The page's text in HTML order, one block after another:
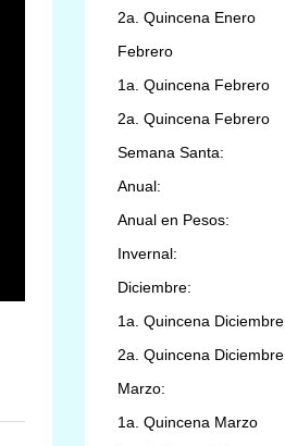
2a. Quincena Enero
Febrero
1a. Quincena Febrero
2a. Quincena Febrero
Semana Santa:
Anual:
Anual en Pesos:
Invernal:
Diciembre:
1a. Quincena Diciembre
2a. Quincena Diciembre
Marzo:
1a. Quincena Marzo